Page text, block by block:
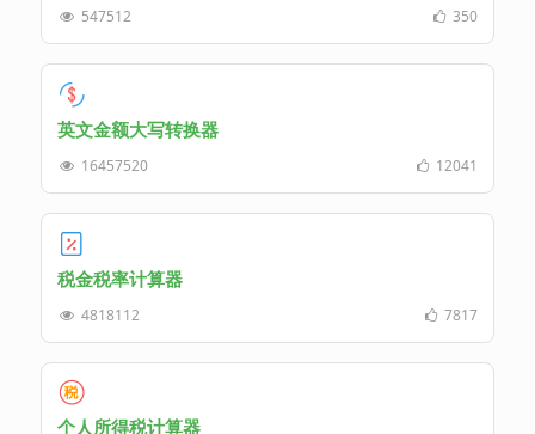
547512 350
英文金额大写转换器
16457520 12041
税金税率计算器
4818112 7817
个人所得税计算器